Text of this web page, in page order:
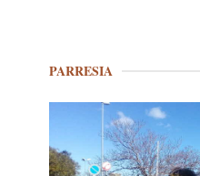
PARRESIA